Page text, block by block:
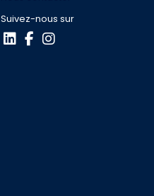
Suivez-nous sur